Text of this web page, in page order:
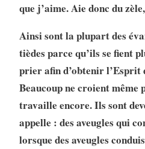
que j’aime. Aie donc du
Ainsi sont la plupart des
tièdes parce qu’ils se fient
prier afin d’obtenir l’Esprit
Beaucoup ne croient même
travaille encore. Ils sont
appelle : des aveugles qui
lorsque des aveugles